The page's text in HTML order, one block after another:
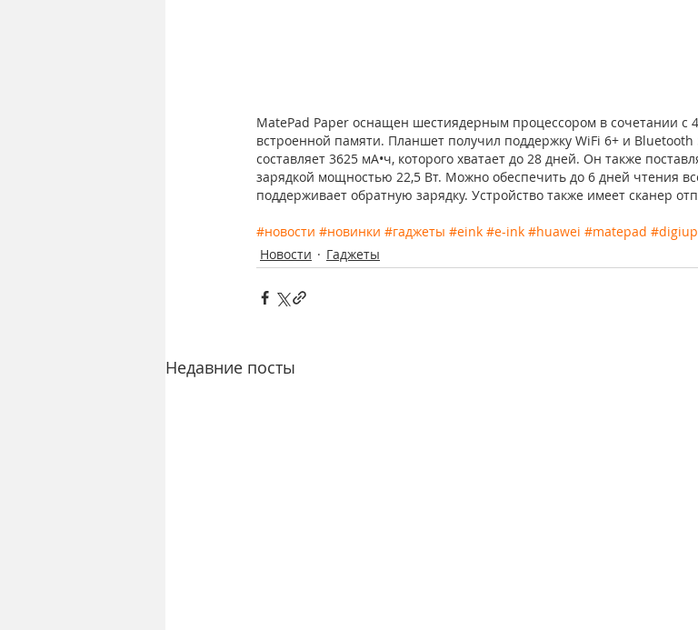
MatePad Paper оснащен шестиядерным процессором в сочетании с
встроенной памяти. Планшет получил поддержку WiFi 6+ и Bluetooth
составляет 3625 мА•ч, которого хватает до 28 дней. Он также
зарядкой мощностью 22,5 Вт. Можно обеспечить до 6 дней чтения
поддерживает обратную зарядку. Устройство также имеет сканер
#новости #новинки #гаджеты #eink #e-ink #huawei #matepad #digiup
Новости
Гаджеты
Недавние посты